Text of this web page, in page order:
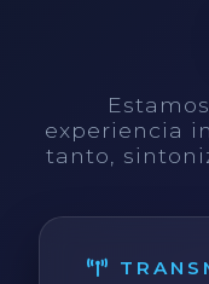
experiencia
tanto,